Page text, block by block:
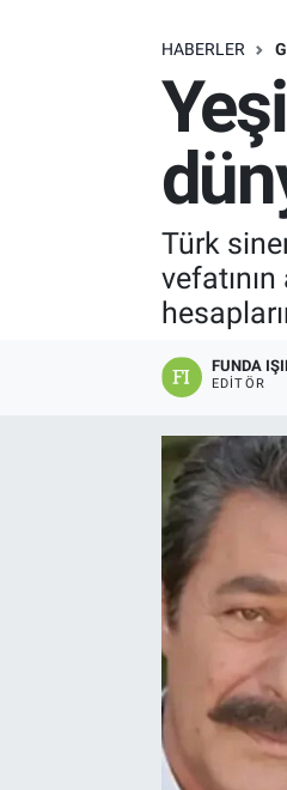
HABERLER
Türk
FUNDA
EDITÖR
ÖZEL HABER
RESMİ İLANLAR
Bize ulaşın
İletişim/Künye
Gözden Kaçmasın